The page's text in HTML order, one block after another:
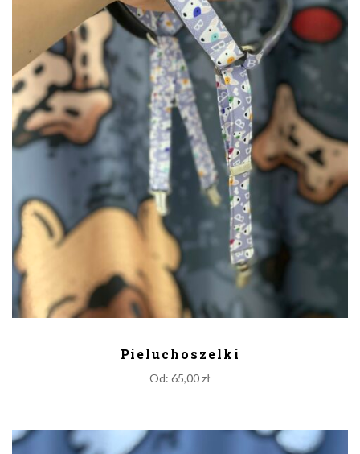
Pieluchoszelki
Od: 65,00zł